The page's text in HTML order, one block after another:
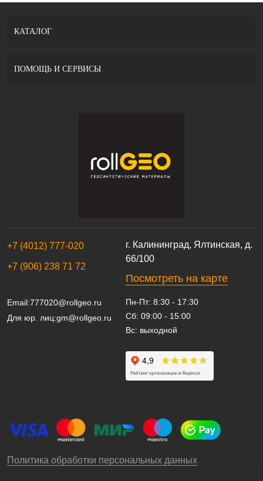
г. Калининград, Ялтинская, д.
66/100
Посмотреть на карте
+7 (4012) 777-020
+7 (906) 238 71 72
Email:777020@rollgeo.ru
Для юр. лиц:gm@rollgeo.ru
Пн-Пт: 8:30 - 17:30
Сб: 09:00 - 15:00
Вс: выходной
Политика обработки персональных данных
КАТАЛОГ
ПОМОЩЬ И СЕРВИСЫ